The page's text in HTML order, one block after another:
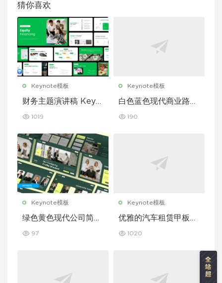
猜你喜欢
Keynote模板
财务主题演讲稿 Keyn
1019
Keynote模板
白色蓝色现代商业路演
板
190
Keynote模板
绿色黄色现代公司简介
97
Keynote模板
优雅的汽车租赁甲板主
1020